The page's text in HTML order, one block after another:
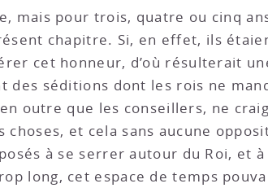
mais pour trois, quatre ou cinq
chapitre. Si, en effet, ils
cet honneur, d’où résulterait
séditions dont les rois ne
outre que les conseillers, ne
et cela sans aucune
à se serrer autour du Roi, et
long, cet espace de temps